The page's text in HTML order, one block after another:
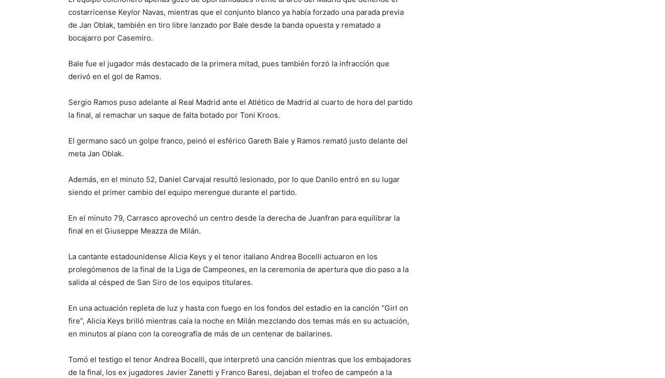
costarricense Keylor Navas, mientras que el conjunto blanco ya había forzado una parada previa
de Jan Oblak, también en tiro libre lanzado por Bale desde la banda opuesta y rematado a
bocajarro por Casemiro.
Bale fue el jugador más destacado de la primera mitad, pues también forzó la infracción que
derivó en el gol de Ramos.
Sergio Ramos puso adelante al Real Madrid ante el Atlético de Madrid al cuarto de hora del partido
la final, al remachar un saque de falta botado por Toni Kroos.
El germano sacó un golpe franco, peinó el esférico Gareth Bale y Ramos remató justo delante del
meta Jan Oblak.
Además, en el minuto 52, Daniel Carvajal resultó lesionado, por lo que Danilo entró en su lugar
siendo el primer cambio del equipo merengue durante el partido.
En el minuto 79, Carrasco aprovechó un centro desde la derecha de Juanfran para equilibrar la
final en el Giuseppe Meazza de Milán.
La cantante estadounidense Alicia Keys y el tenor italiano Andrea Bocelli actuaron en los
prolegómenos de la final de la Liga de Campeones, en la ceremonia de apertura que dio paso a la
salida al césped de San Siro de los equipos titulares.
En una actuación repleta de luz y hasta con fuego en los fondos del estadio en la canción “Girl on
fire”, Alicia Keys brilló mientras caía la noche en Milán mezclando dos temas más en su actuación,
en minutos al piano con la coreografía de más de un centenar de bailarines.
Tomó el testigo el tenor Andrea Bocelli, que interpretó una canción mientras que los embajadores
de la final, los ex jugadores Javier Zanetti y Franco Baresi, dejaban el trofeo de campeón a la